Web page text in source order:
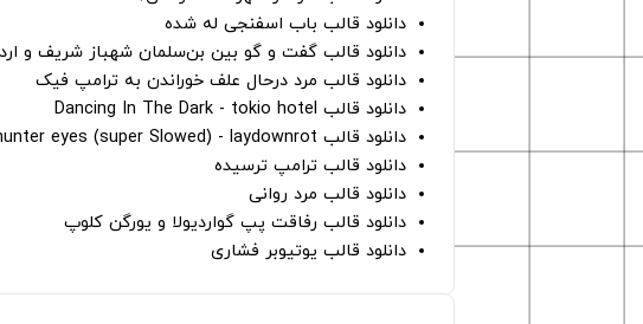
دانلود قالب باب اسفنجی له شده
دانلود قالب گفت و گو بین بن‌سلمان شهباز شریف و
دانلود قالب مرد درحال علف خوراندن به ترامپ فیک
دانلود قالب Dancing In The Dark - tokio hotel
دانلود قالب hunter eyes (super Slowed) - laydownrot
دانلود قالب ترامپ ترسیده
دانلود قالب مرد روانی
دانلود قالب رفاقت پپ گواردیولا و یورگن کلوپ
دانلود قالب یوتیوبر فشاری